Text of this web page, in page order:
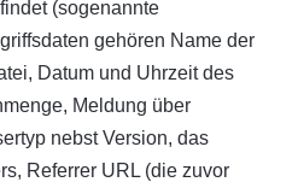
(sogenannte
gehören Name der
Datum und Uhrzeit des
Meldung über
nebst Version, das
Referrer URL (die zuvor